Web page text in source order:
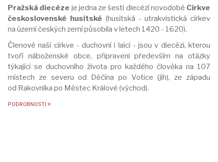
Pražská diecéze je jedna ze šesti diecézí novodobé Církve
československé husitské (husitská - utrakvistická církev
na území českých zemí působila v letech 1420 - 1620).
Členové naší církve - duchovní i laici - jsou v diecézi, kterou
tvoří náboženské obce, připraveni především na otázky
týkající se duchovního života pro každého člověka na 107
místech ze severu od Děčína po Votice (jih), ze západu
od Rakovníka po Městec Králové (východ).
PODROBNOSTI